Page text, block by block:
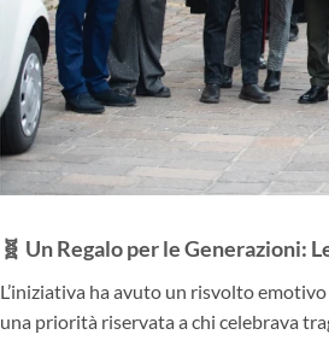
🧬 Un Regalo per le Generazioni:
L’iniziativa ha avuto un risvolto
una priorità riservata a chi celebrava